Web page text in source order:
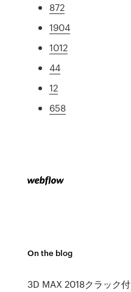
872
1904
1012
44
12
658
On the blog
3D MAX 2018クラック付